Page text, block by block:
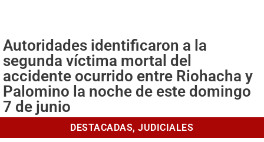
Autoridades identificaron a la
segunda víctima mortal del
accidente ocurrido entre Riohacha y
Palomino la noche de este domingo
7 de junio
DESTACADAS, JUDICIALES